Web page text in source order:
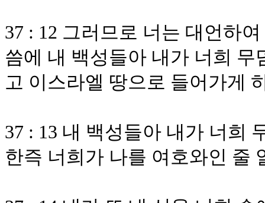
37 : 12 그러므로 너는 대언하
씀에 내 백성들아 내가 너희
고 이스라엘 땅으로 들어가게
37 : 13 내 백성들아 내가 너희
한즉 너희가 나를 여호와인 줄